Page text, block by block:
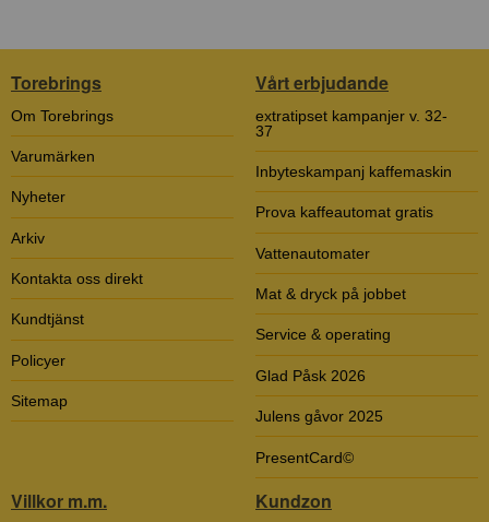
Torebrings
Om Torebrings
Varumärken
Nyheter
Arkiv
Kontakta oss direkt
Kundtjänst
Policyer
Sitemap
Vårt erbjudande
extratipset kampanjer v. 32-
37
Inbyteskampanj kaffemaskin
Prova kaffeautomat gratis
Vattenautomater
Mat & dryck på jobbet
Service & operating
Glad Påsk 2026
Julens gåvor 2025
PresentCard©
Villkor m.m. Kundzon